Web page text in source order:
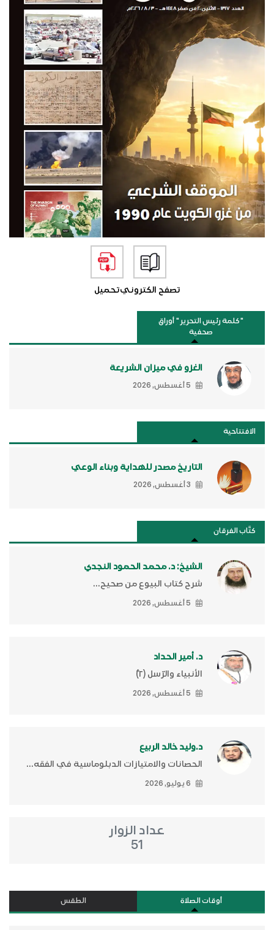
تصفح الكترونيتحميل
"كلمة رئيس التحرير " أوراق
صحفية
الغزو في ميزان الشريعة
5 أغسطس, 2026
الافتتاحية
التاريخ مصدر للهداية وبناء الوعي
3 أغسطس, 2026
كتَّاب الفرقان
الشيخ: د. محمد الحمود النجدي
شرح كتاب البيوع من صحيح...
5 أغسطس, 2026
د. أمير الحداد
الأنبياء والرّسل (٢)ّ
5 أغسطس, 2026
د.وليد خالد الربيع
الحصانات والامتيازات الدبلوماسية في الفقه...
6 يوليو, 2026
عداد الزوار
51
أوقات الصلاة الطقس